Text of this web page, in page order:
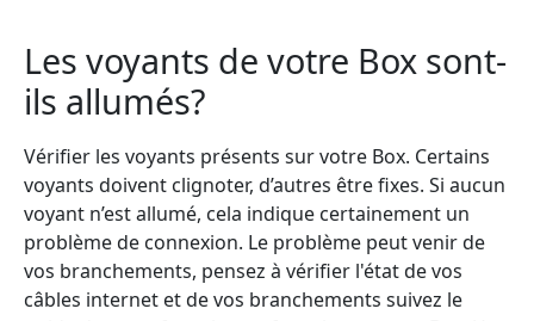
Les voyants de votre Box sont-
ils allumés?
Vérifier les voyants présents sur votre Box. Certains
voyants doivent clignoter, d’autres être fixes. Si aucun
voyant n’est allumé, cela indique certainement un
problème de connexion. Le problème peut venir de
vos branchements, pensez à vérifier l'état de vos
câbles internet et de vos branchements suivez le